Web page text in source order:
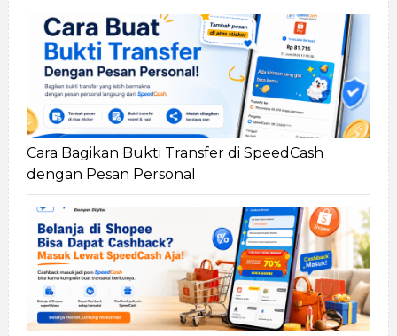
Cara Bagikan Bukti Transfer di SpeedCash
dengan Pesan Personal